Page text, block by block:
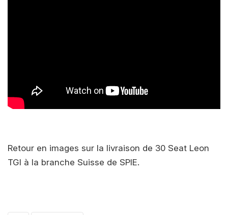
Retour en images sur la livraison de 30 Seat Leon
TGI à la branche Suisse de SPIE.